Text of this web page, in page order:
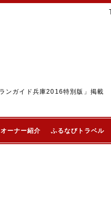
ンガイド兵庫2016特別版」掲載
オーナー紹介 ふるなびトラベル